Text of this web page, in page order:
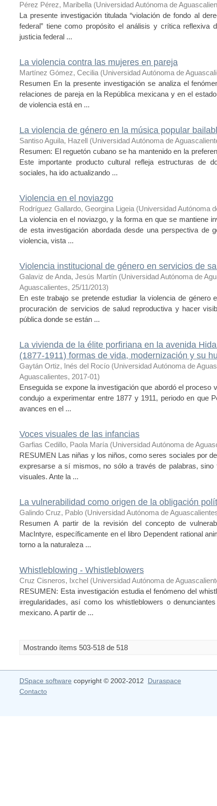
Pérez Pérez, Maribella (Universidad Autónoma de
La presente investigación titulada “violación de fondo al
federal” tiene como propósito el análisis y crítica reflexiva
justicia federal ...
La violencia contra las mujeres en pareja
Martínez Gómez, Cecilia (Universidad Autónoma de
Resumen En la presente investigación se analiza el
relaciones de pareja en la República mexicana y en el
de violencia está en ...
La violencia de género en la música popular
Santiso Aguila, Hazell (Universidad Autónoma de
Resumen: El reguetón cubano se ha mantenido en la
Este importante producto cultural refleja estructuras de
sociales, ha ido actualizando ...
Violencia en el noviazgo
Rodríguez Gallardo, Georgina Ligeia (Universidad Autónoma
La violencia en el noviazgo, y la forma en que se mantiene
de esta investigación abordada desde una perspectiva de
violencia, vista ...
Violencia institucional de género en servicios de
Galaviz de Anda, Jesús Martín (Universidad Autónoma de
Aguascalientes, 25/11/2013)
En este trabajo se pretende estudiar la violencia de género
procuración de servicios de salud reproductiva y hacer
pública donde se están ...
La vivienda de la élite porfiriana en la avenida
(1877-1911) formas de vida, modernización y su
Gaytán Ortiz, Inés del Rocío (Universidad Autónoma de
Aguascalientes, 2017-01)
Enseguida se expone la investigación que abordó el proceso
condujo a experimentar entre 1877 y 1911, periodo en que
avances en el ...
Voces visuales de las infancias
Garfias Cedillo, Paola María (Universidad Autónoma de
RESUMEN Las niñas y los niños, como seres sociales por
expresarse a sí mismos, no sólo a través de palabras, sino
visuales. Ante la ...
La vulnerabilidad como origen de la obligación
Galindo Cruz, Pablo (Universidad Autónoma de
Resumen A partir de la revisión del concepto de
MacIntyre, específicamente en el libro Dependent rational
torno a la naturaleza ...
Whistleblowing - Whistleblowers
Cruz Cisneros, Ixchel (Universidad Autónoma de
RESUMEN: Esta investigación estudia el fenómeno del
irregularidades, así como los whistleblowers o
mexicano. A partir de ...
Mostrando ítems 503-518 de 518
DSpace software copyright © 2002-2012 Duraspace
Contacto